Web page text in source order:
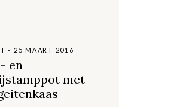
- 25 MAART 2016
en
met